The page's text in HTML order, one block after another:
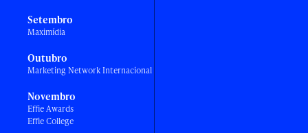
Setembro
Maximídia
Outubro
Marketing Network Internacional
Novembro
Effie Awards
Effie College